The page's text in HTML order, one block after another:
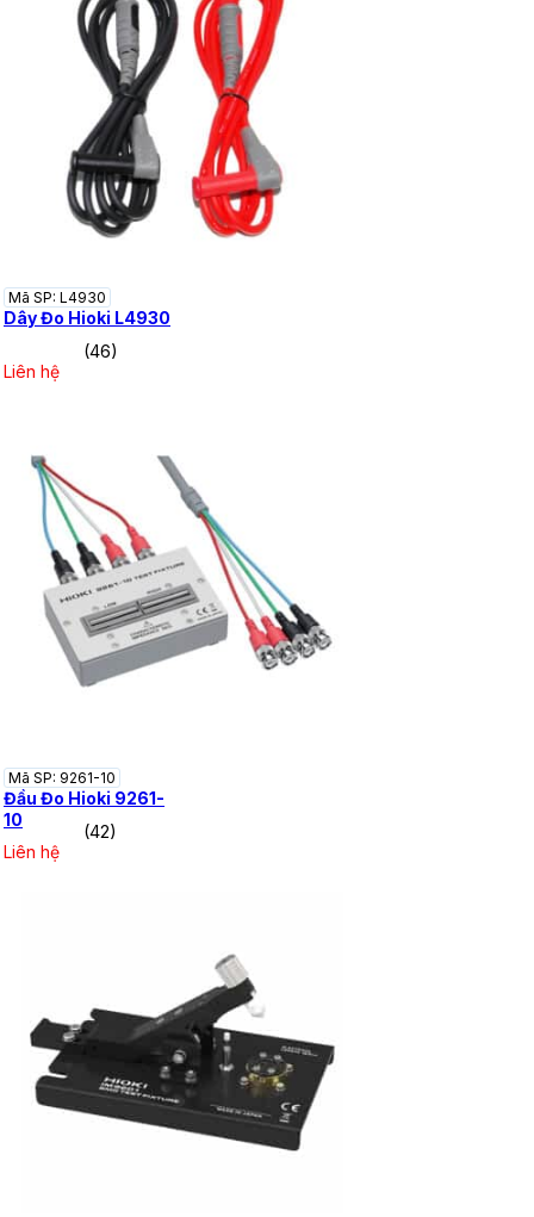
Mã SP: L4930
Dây Đo Hioki L4930
(46)
Liên hệ
Mã SP: 9261-10
Đầu Đo Hioki 9261-
10
(42)
Liên hệ